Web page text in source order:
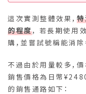
這次實測整體效果，
的程度， 若長期使用
購，並嘗試號稱能消
不過由於用量較多，
銷售價格為日幣
的銷售通路如下：